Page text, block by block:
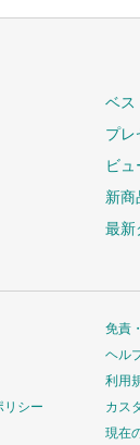
ベス
プレ
ビュ
新商
最新
リシー
免責
ヘル
利用
カス
現在